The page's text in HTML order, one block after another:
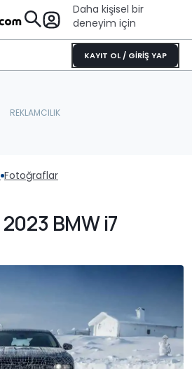
Daha kişisel bir
deneyim için
KAYIT OL / GİRİŞ YAP
Fotoğraflar
BMW i7